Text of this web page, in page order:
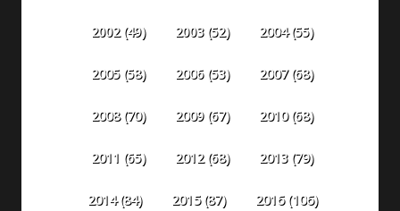
2002(49) 2003(52) 2004(55)
2005(58) 2006(53) 2007(68)
2008(70) 2009(67) 2010(68)
2011 (65) 2012(68) 2013(79)
2014(84) 2015(87) 2016(106)